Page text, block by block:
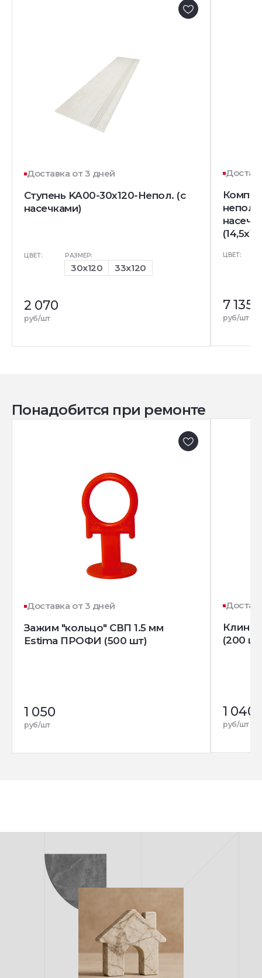
Доставка от 3 дней
Ступень KA00-30x120-Непол. (с
насечками)
ЦВЕТ: РАЗМЕР:
30x120 33x120
2 070
руб/шт
непол.
ЦВЕТ:
7 135
руб/шт
Понадобится при ремонте
Доставка от 3 дней
Зажим "кольцо" СВП 1.5 мм
Estima ПРОФИ (500 шт)
1 050
руб/шт
Клин
(200
1 040
руб/шт